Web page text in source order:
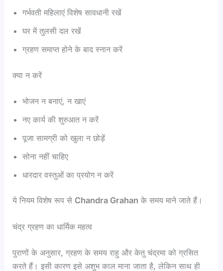
गर्भवती महिलाएं विशेष सावधानी रखें
घर में तुलसी दल रखें
ग्रहण समाप्त होने के बाद स्नान करें
क्या न करें
भोजन न बनाएं, न खाएं
नए कार्य की शुरुआत न करें
पूजा सामग्री को खुला न छोड़ें
सोना नहीं चाहिए
धारदार वस्तुओं का प्रयोग न करें
ये नियम विशेष रूप से Chandra Grahan के समय माने जाते हैं।
चंद्र ग्रहण का धार्मिक महत्व
पुराणों के अनुसार, ग्रहण के समय राहु और केतु चंद्रमा को ग्रसित
करते हैं। इसी कारण इसे अशुभ काल माना जाता है, लेकिन साथ ही